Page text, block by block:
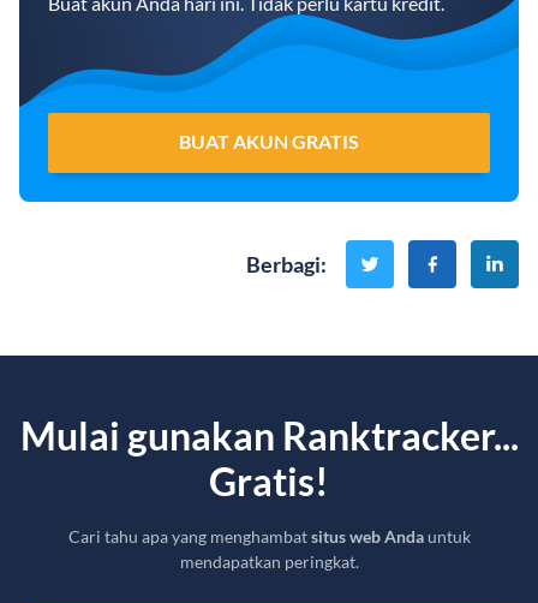
BUAT AKUN GRATIS
Berbagi:
Mulai gunakan Ranktracker...
Gratis!
Cari tahu apa yang menghambatsitus web Andauntuk
mendapatkan peringkat.